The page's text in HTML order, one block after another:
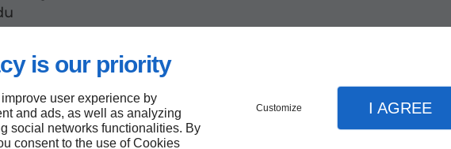
is our priority
user experience by
and ads, as well as analyzing
social networks functionalities. By
consent to the use of Cookies
Customize I AGREE
une